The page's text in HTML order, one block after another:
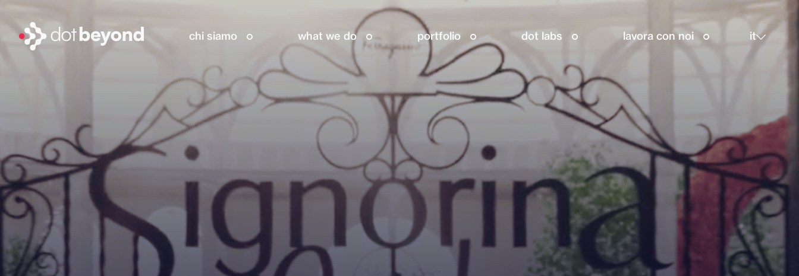
chi siamo what we do portfolio dot labs lavora con noi it